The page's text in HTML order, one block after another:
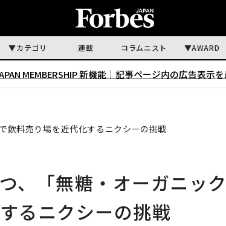
カテゴリ 連載 コラムニスト AWARD
MEMBERSHIP 新機能｜ 記事ページ内の広告表示
飲料売り場を近代化するニクシーの挑戦
、「無糖・オーガニック
るニクシーの挑戦